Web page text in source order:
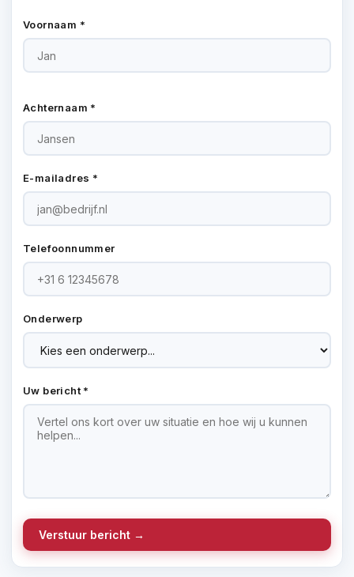
Voornaam *
Achternaam *
E-mailadres *
Telefoonnummer
Onderwerp
Uw bericht *
Verstuur bericht →